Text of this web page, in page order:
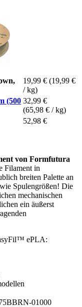
19,99 € (19,99 €
/ kg)
(500 32,99 €
(65,98 € / kg)
52,98 €
von Formfutura
Filament in
breiten Palette an
Spulengrößen! Die
mechanischen
ein äußerst
ePLA:
01000